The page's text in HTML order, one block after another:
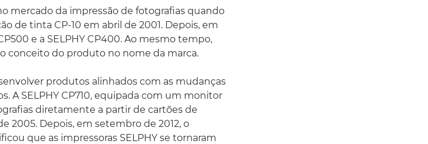
mercado da impressão de fotografias quando
de tinta CP-10 em abril de 2001. Depois, em
e a SELPHY CP400. Ao mesmo tempo,
o conceito do produto no nome da marca.
produtos alinhados com as mudanças
A SELPHY CP710, equipada com um monitor
diretamente a partir de cartões de
2005. Depois, em setembro de 2012, o
que as impressoras SELPHY se tornaram